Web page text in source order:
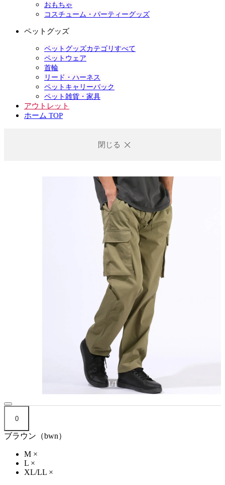
おもちゃ
コスチューム・パーティーグッズ
ペットグッズ
ペットグッズカテゴリすべて
ペットウェア
首輪
リード・ハーネス
ペットキャリーバック
ペット雑貨・家具
アウトレット
ホーム TOP
閉じる
1/1
0
ブラウン（bwn）
M ×
L ×
XL/LL ×